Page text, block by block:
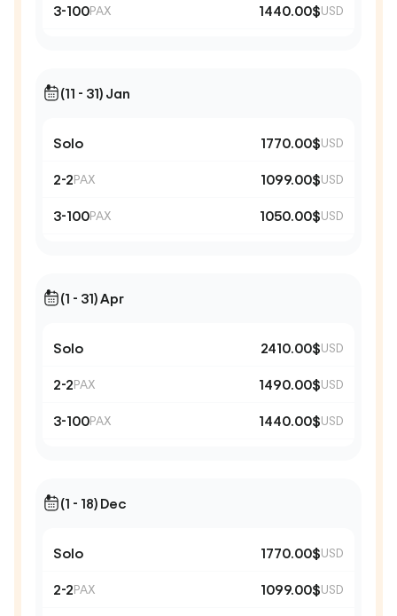
3-100PAX 1440.00$USD
(11 - 31) Jan
Solo 1770.00$USD
2-2PAX 1099.00$USD
3-100PAX 1050.00$USD
(1 - 31) Apr
Solo 2410.00$USD
2-2PAX 1490.00$USD
3-100PAX 1440.00$USD
(1 - 18) Dec
Solo 1770.00$USD
2-2PAX 1099.00$USD